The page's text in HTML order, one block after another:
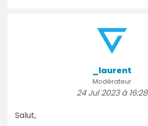
_laurent
Modérateur
24 Jul 2023 à 16:28
Salut,